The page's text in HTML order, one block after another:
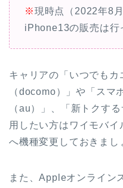
※現時点（2022年8
iPhone13の販売は行
キャリアの「いつでもカ
（docomo）」や「スマ
（au）」、「新トクす
用したい方はワイモバ
へ機種変更しておきまし
また、Appleオンライン